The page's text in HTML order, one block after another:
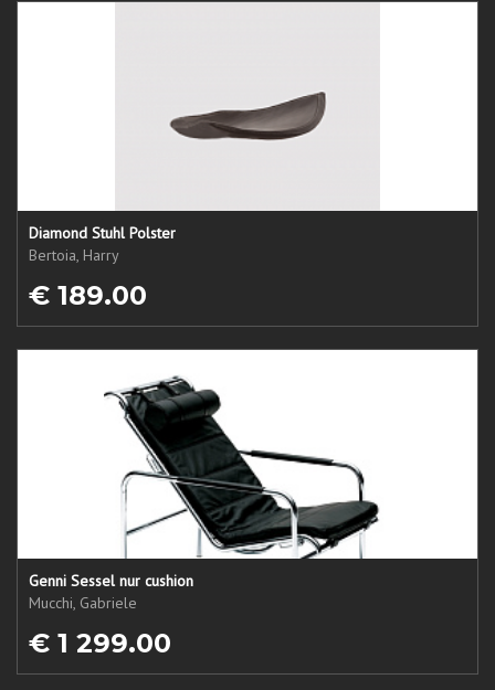
Diamond Stuhl Polster
Bertoia, Harry
€ 189.00
Genni Sessel nur cushion
Mucchi, Gabriele
€ 1 299.00